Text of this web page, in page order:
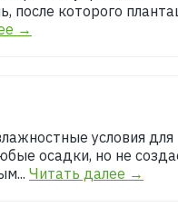
после которого
→
условия для
осадки, но не
Читать далее →